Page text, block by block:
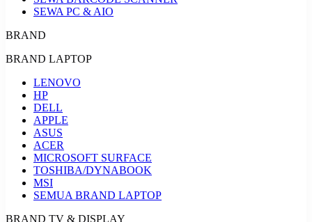
SEWA PC & AIO
BRAND
BRAND LAPTOP
LENOVO
HP
DELL
APPLE
ASUS
ACER
MICROSOFT SURFACE
TOSHIBA/DYNABOOK
MSI
SEMUA BRAND LAPTOP
BRAND TV & DISPLAY